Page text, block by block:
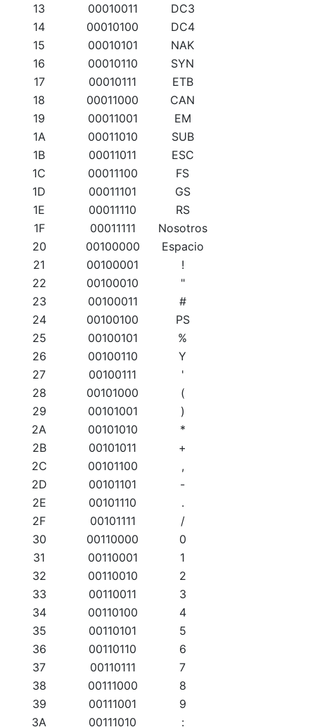
13
00010011
DC3
14
00010100
DC4
15
00010101
NAK
16
00010110
SYN
17
00010111
ETB
18
00011000
CAN
19
00011001
EM
1A
00011010
SUB
1B
00011011
ESC
1C
00011100
FS
1D
00011101
GS
1E
00011110
RS
1F
00011111
Nosotros
20
00100000
Espacio
21
00100001
!
22
00100010
"
23
00100011
#
24
00100100
PS
25
00100101
%
26
00100110
Y
27
00100111
'
28
00101000
(
29
00101001
)
2A
00101010
*
2B
00101011
+
2C
00101100
,
2D
00101101
-
2E
00101110
.
2F
00101111
/
30
00110000
0
31
00110001
1
32
00110010
2
33
00110011
3
34
00110100
4
35
00110101
5
36
00110110
6
37
00110111
7
38
00111000
8
39
00111001
9
3A
00111010 :